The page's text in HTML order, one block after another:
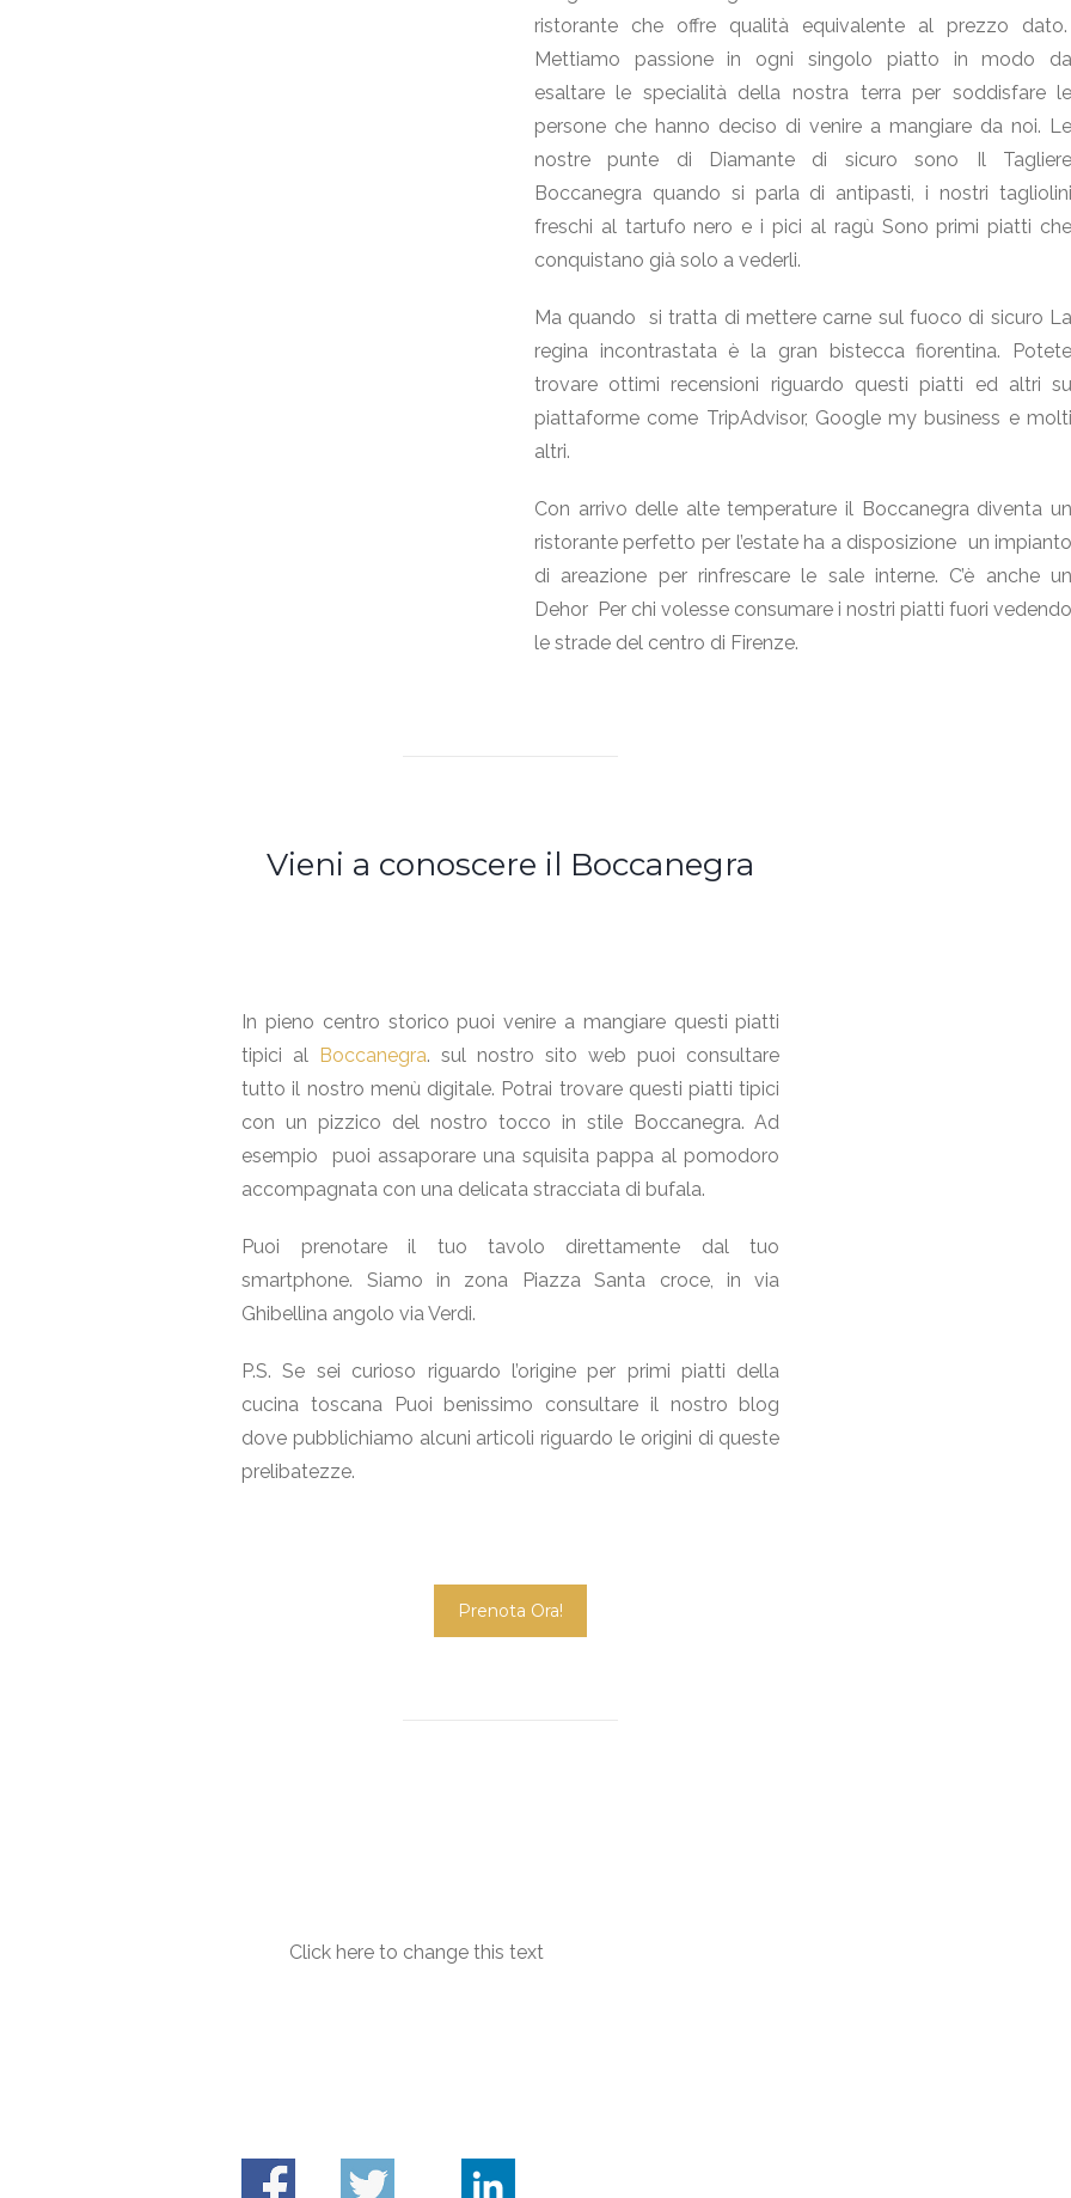
ristorante che offre qualità equivalente al prezzo dato.
Mettiamo passione in ogni singolo piatto in modo da
esaltare le specialità della nostra terra per soddisfare le
persone che hanno deciso di venire a mangiare da noi. Le
nostre punte di Diamante di sicuro sono Il Tagliere
Boccanegra quando si parla di antipasti, i nostri tagliolini
freschi al tartufo nero e i pici al ragù Sono primi piatti che
conquistano già solo a vederli.
Ma quando si tratta di mettere carne sul fuoco di sicuro La
regina incontrastata è la gran bistecca fiorentina. Potete
trovare ottimi recensioni riguardo questi piatti ed altri su
piattaforme come TripAdvisor, Google my business e molti
altri.
Con arrivo delle alte temperature il Boccanegra diventa un
ristorante perfetto per l’estate ha a disposizione un impianto
di areazione per rinfrescare le sale interne. C’è anche un
Dehor Per chi volesse consumare i nostri piatti fuori vedendo
le strade del centro di Firenze.
Vieni a conoscere il Boccanegra
In pieno centro storico puoi venire a mangiare questi piatti
tipici al Boccanegra. sul nostro sito web puoi consultare
tutto il nostro menù digitale. Potrai trovare questi piatti tipici
con un pizzico del nostro tocco in stile Boccanegra. Ad
esempio puoi assaporare una squisita pappa al pomodoro
accompagnata con una delicata stracciata di bufala.
Puoi prenotare il tuo tavolo direttamente dal tuo
smartphone. Siamo in zona Piazza Santa croce, in via
Ghibellina angolo via Verdi.
P.S. Se sei curioso riguardo l’origine per primi piatti della
cucina toscana Puoi benissimo consultare il nostro blog
dove pubblichiamo alcuni articoli riguardo le origini di queste
prelibatezze.
Prenota Ora!
Click here to change this text